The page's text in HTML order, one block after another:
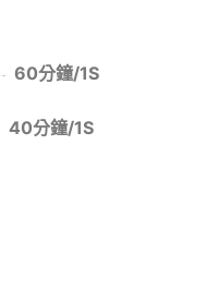
60分鐘/1S
40分鐘/1S